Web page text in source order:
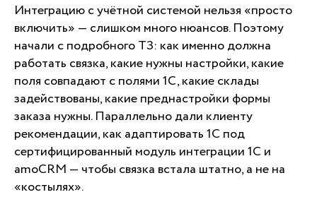
Интеграцию с учётной системой нельзя «просто
включить» — слишком много нюансов. Поэтому
начали с подробного ТЗ: как именно должна
работать связка, какие нужны настройки, какие
поля совпадают с полями 1С, какие склады
задействованы, какие преднастройки формы
заказа нужны. Параллельно дали клиенту
рекомендации, как адаптировать 1С под
сертифицированный модуль интеграции 1С и
amoCRM — чтобы связка встала штатно, а не на
«костылях».